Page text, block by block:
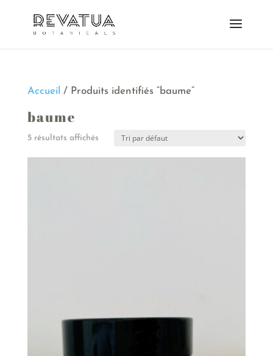
Accueil / Produits identifiés “baume”
baume
5 résultats affichés